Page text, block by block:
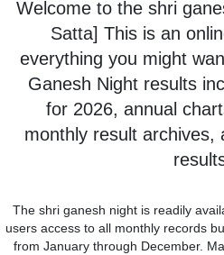
Welcome to the shri
Satta] This is an
everything you might
Ganesh Night results
for 2026, annual
monthly result archives,
The shri ganesh night is readily
users access to all monthly records
from January through December.